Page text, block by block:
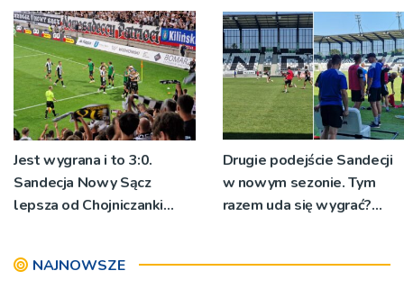
Jest wygrana i to 3:0.
Sandecja Nowy Sącz
lepsza od Chojniczanki
Drugie podejście Sandecji
w nowym sezonie. Tym
razem uda się wygrać?
NAJNOWSZE